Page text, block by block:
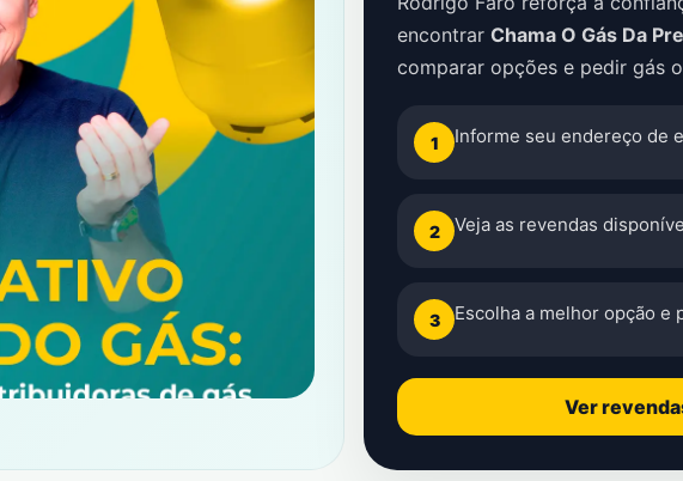
encontrar Chama O Gás Da
comparar opções e pedir gás
1 Informe seu endereço de
2 Veja as revendas
3 Escolha a melhor opção e
Ver